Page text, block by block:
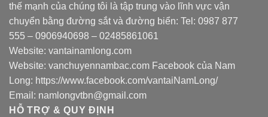
thế mạnh của chúng tôi là tập trung vào lĩnh vực vận
chuyển bằng đường sắt và đường biển: Tel: 0987 877
555 – 0906940698 – 02485861061
Website: vantainamlong.com
Website: vanchuyennambac.com Facebook của Nam
Long: https://www.facebook.com/vantaiNamLong/
Email: namlongvtbn@gmail.com
HỖ TRỢ & QUY ĐỊNH